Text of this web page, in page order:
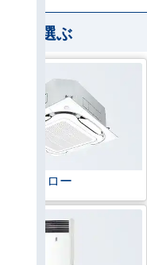
ンを選ぶ
ンドフロー